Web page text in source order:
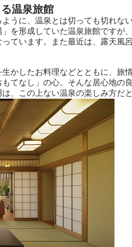
温泉旅館
うに、温泉とは切っても切れな
を形成していた温泉旅館ですが
ています。また最近は、露天風
かしたお料理などとともに、旅
てなし」の心。そんな居心地の
、この上ない温泉の楽しみ方だ